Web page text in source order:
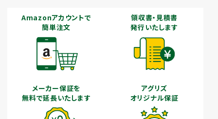
Amazonアカウントで
簡単注文
領収書・見積書
発行いたします
メーカー保証を
無料で延長いたします
アグリズ
オリジナル保証